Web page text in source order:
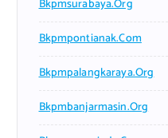
Bkpmsurabaya.org
Bkpmpontianak.com
Bkpmpalangkaraya.org
Bkpmbanjarmasin.org